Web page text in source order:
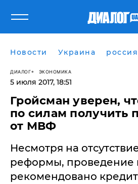
Новости Украина россия
ДИАЛОГ ЭКОНОМИКА
5 июля 2017, 18:51
Гройсман уверен,
по силам получить
от МВФ
Несмотря на
реформы, проведение
рекомендовано